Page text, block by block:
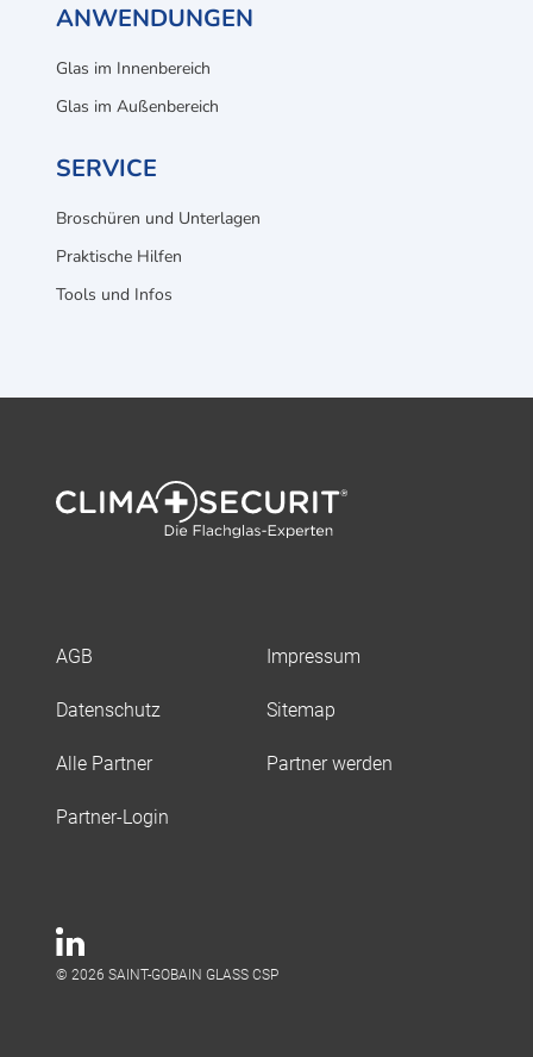
ANWENDUNGEN
Glas im Innenbereich
Glas im Außenbereich
SERVICE
Broschüren und Unterlagen
Praktische Hilfen
Tools und Infos
AGB Impressum
Datenschutz Sitemap
Alle Partner Partner werden
Partner-Login
© 2026 SAINT-GOBAIN GLASS CSP